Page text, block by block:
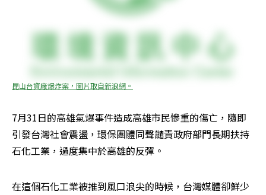
昆山台資廠爆炸案，圖片取自新浪網。
7月31日的高雄氣爆事件造成高雄市民慘重的傷亡，隨即
引發台灣社會震盪，環保團體同聲譴責政府部門長期扶持
石化工業，過度集中於高雄的反彈。
在這個石化工業被推到風口浪尖的時候，台灣媒體卻鮮少